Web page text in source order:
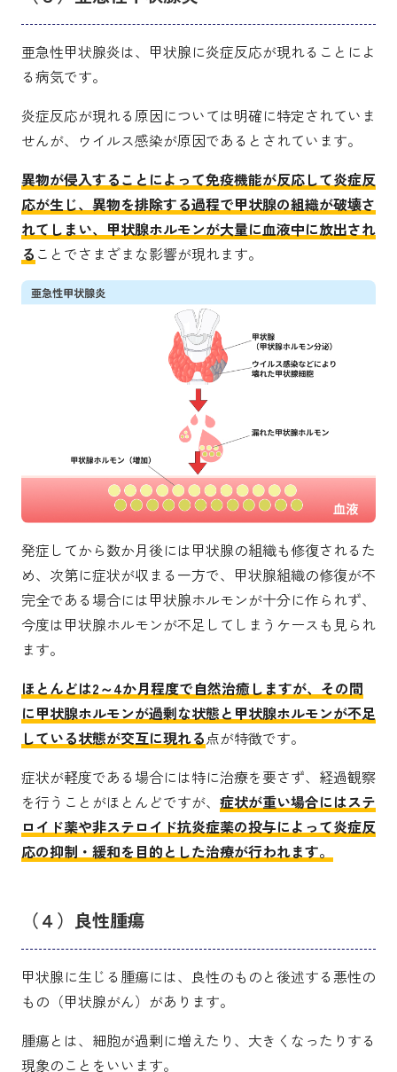
亜急性甲状腺炎は、甲状腺に炎症反応が現れることによ
る病気です。
炎症反応が現れる原因については明確に特定されていま
せんが、ウイルス感染が原因であるとされています。
異物が侵入することによって免疫機能が反応して炎症反
応が生じ、異物を排除する過程で甲状腺の組織が破壊さ
れてしまい、甲状腺ホルモンが大量に血液中に放出され
る ことでさまざまな影響が現れます。
発症してから数か月後には甲状腺の組織も修復されるた
め、次第に症状が収まる一方で、甲状腺組織の修復が不
完全である場合には甲状腺ホルモンが十分に作られず、
今度は甲状腺ホルモンが不足してしまうケースも見られ
ます。
ほとんどは2～4か月程度で自然治癒しますが、その間
に甲状腺ホルモンが過剰な状態と甲状腺ホルモンが不足
している状態が交互に現れる点が特徴です。
症状が軽度である場合には特に治療を要さず、経過観察
を行うことがほとんどですが、 症状が重い場合にはステ
ロイド薬や非ステロイド抗炎症薬の投与によって炎症反
応の抑制・緩和を目的とした治療が行われます。
（４）良性腫瘍
甲状腺に生じる腫瘍には、良性のものと後述する悪性の
もの（甲状腺がん）があります。
腫瘍とは、細胞が過剰に増えたり、大きくなったりする
現象のことをいいます。